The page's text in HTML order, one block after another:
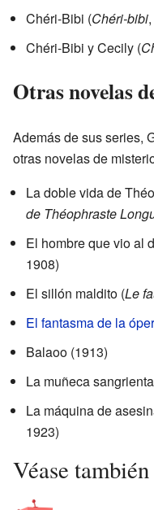
Chéri-Bibi (Chéri-bibi
Chéri-Bibi y Cecily (
Otras novelas
Además de sus series,
otras novelas de
La doble vida de
de Théophraste
El hombre que vio al
1908)
El sillón maldito (Le
El fantasma de la
Balaoo (1913)
La muñeca
La máquina de
1923)
Véase también